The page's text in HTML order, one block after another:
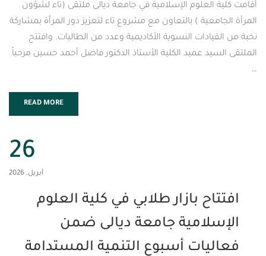
الإسلامية في جامعة ديالى ملتقى (تاء لشؤون
) بالتعاون مع مشروع تاء لتعزيز دور المرأة بمشاركة
النسوية الأكاديمية وعدد من الطالبات. وافتتح
عميد الكلية الأستاذ الدكتور فاضل أحمد حسين مرحباً
بازار طلابي في كلية العلوم
جامعة ديالى ضمن
أسبوع التنمية المستدامة